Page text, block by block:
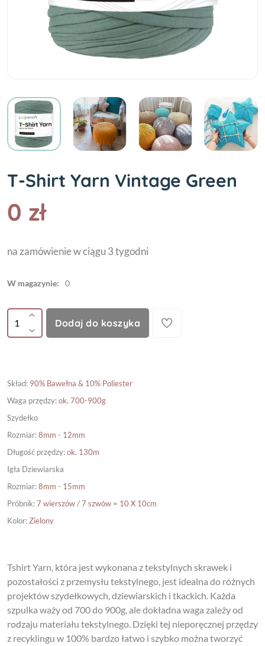
T-Shirt Yarn Vintage Green
0 zł
na zamówienie w ciągu 3 tygodni
W magazynie: 0
Dodaj do koszyka
Skład: 90% Bawełna & 10% Poliester
Waga przędzy:ok. 700-900g
Szydełko
Rozmiar:8mm - 12mm
Długość przędzy:ok. 130m
Igła Dziewiarska
Rozmiar:8mm - 15mm
Próbnik:7 wierszów / 7 szwów = 10 X 10cm
Kolor:Zielony
Tshirt Yarn, która jest wykonana z tekstylnych skrawek i
pozostałości z przemysłu tekstylnego, jest idealna do różnych
projektów szydełkowych, dziewiarskich i tkackich. Każda
szpulka waży od 700 do 900g, ale dokładna waga zależy od
rodzaju materiału tekstylnego. Dzięki tej nieporęcznej przędzy
z recyklingu w 100% bardzo łatwo i szybko można tworzyć